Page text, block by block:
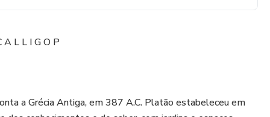
L L I G O P
a Grécia Antiga, em 387 A.C. Platão estabeleceu em